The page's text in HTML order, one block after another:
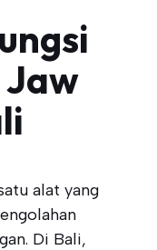
alat yang
Di Bali,